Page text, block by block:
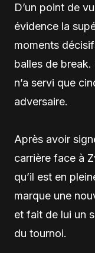
D’un point de
évidence la
moments
balles de
n’a servi que
adversaire.
Après avoir
carrière face à
qu’il est en
marque une
et fait de lui un
du tournoi.